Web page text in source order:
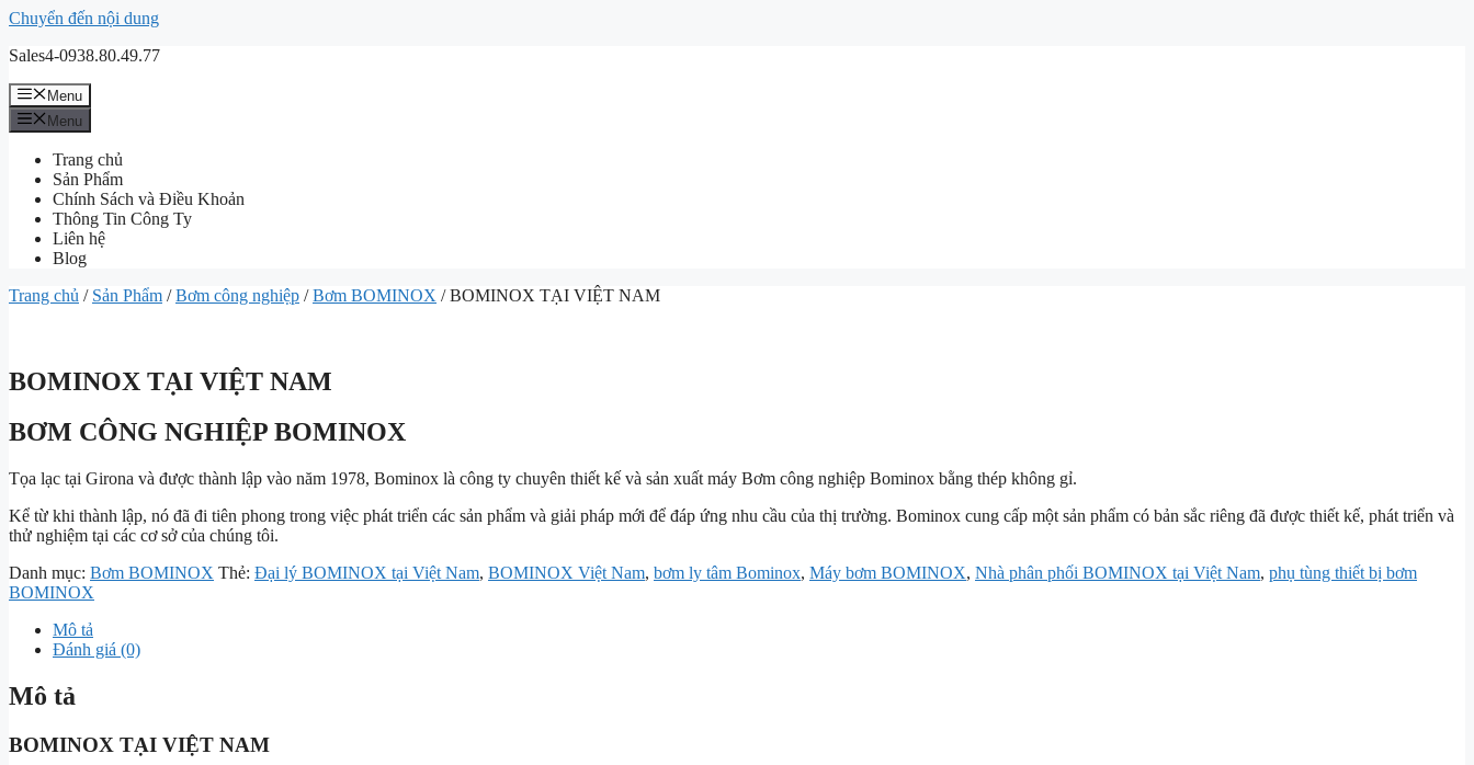
Chuyển đến nội dung
Sales4-0938.80.49.77
Menu
Menu
Trang chủ
Sản Phẩm
Chính Sách và Điều Khoản
Thông Tin Công Ty
Liên hệ
Blog
Trang chủ / Sản Phẩm /Bơm công nghiệp /Bơm BOMINOX / BOMINOX TẠI VIỆT NAM
BOMINOX TẠI VIỆT NAM
BƠM CÔNG NGHIỆP BOMINOX
Tọa lạc tại Girona và được thành lập vào năm 1978, Bominox là công ty chuyên thiết kế và sản xuất máy Bơm công nghiệp Bominox bằng thép không gỉ.
Kể từ khi thành lập, nó đã đi tiên phong trong việc phát triển các sản phẩm và giải pháp mới để đáp ứng nhu cầu của thị trường. Bominox cung cấp một sản phẩm có bản sắc riêng đã được thiết kế, phát triển và
thử nghiệm tại các cơ sở của chúng tôi.
Danh mục: Bơm BOMINOX Thẻ: Đại lý BOMINOX tại Việt Nam, BOMINOX Việt Nam, bơm ly tâm Bominox, Máy bơm BOMINOX, Nhà phân phối BOMINOX tại Việt Nam, phụ tùng thiết bị bơm
BOMINOX
Mô tả
Đánh giá (0)
Mô tả
BOMINOX TẠI VIỆT NAM